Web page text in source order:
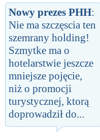
Nowy prezes PHH:
Nie ma szczęscia ten
szemrany holding!
Szmytke ma o
hotelarstwie jeszcze
mniejsze pojęcie,
niż o promocji
turystycznej, ktorą
doprowadził do...